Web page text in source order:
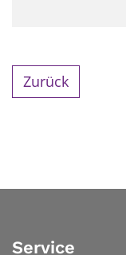
Zurück
Service